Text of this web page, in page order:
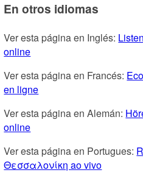
En otros idiomas
Ver esta página en Inglés:
online
Ver esta página en Francés:
en ligne
Ver esta página en Alemán:
online
Ver esta página en Portugues:
Θεσσαλονίκη ao vivo